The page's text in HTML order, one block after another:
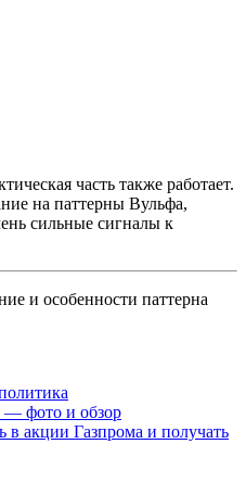
часть также работает.
на паттерны Вульфа,
сильные сигналы к
и особенности паттерна
— фото и обзор
в акции Газпрома и получать